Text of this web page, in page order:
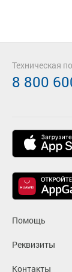
Помощь
Реквизиты
Контакты
Техническая
8 800